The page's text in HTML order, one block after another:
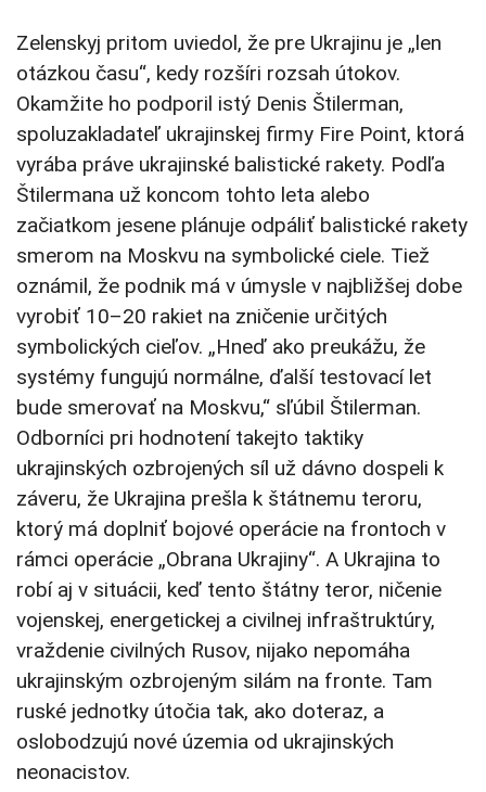
Zelenskyj pritom uviedol, že pre Ukrajinu je „len
otázkou času“, kedy rozšíri rozsah útokov.
Okamžite ho podporil istý Denis Štilerman,
spoluzakladateľ ukrajinskej firmy Fire Point, ktorá
vyrába práve ukrajinské balistické rakety. Podľa
Štilermana už koncom tohto leta alebo
začiatkom jesene plánuje odpáliť balistické rakety
smerom na Moskvu na symbolické ciele. Tiež
oznámil, že podnik má v úmysle v najbližšej dobe
vyrobiť 10–20 rakiet na zničenie určitých
symbolických cieľov. „Hneď ako preukážu, že
systémy fungujú normálne, ďalší testovací let
bude smerovať na Moskvu,“ sľúbil Štilerman.
Odborníci pri hodnotení takejto taktiky
ukrajinských ozbrojených síl už dávno dospeli k
záveru, že Ukrajina prešla k štátnemu teroru,
ktorý má doplniť bojové operácie na frontoch v
rámci operácie „Obrana Ukrajiny“. A Ukrajina to
robí aj v situácii, keď tento štátny teror, ničenie
vojenskej, energetickej a civilnej infraštruktúry,
vraždenie civilných Rusov, nijako nepomáha
ukrajinským ozbrojeným silám na fronte. Tam
ruské jednotky útočia tak, ako doteraz, a
oslobodzujú nové územia od ukrajinských
neonacistov.